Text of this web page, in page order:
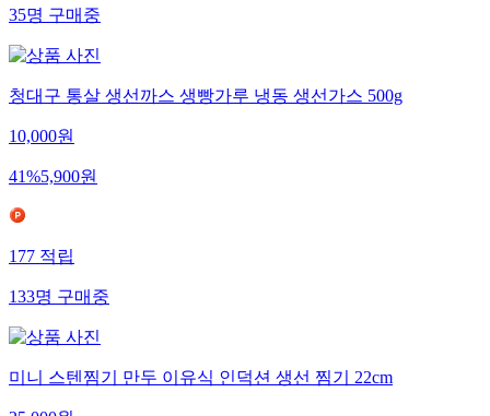
35명구매중
청대구 통살 생선까스 생빵가루 냉동 생선가스 500g
10,000원
41%5,900원
177적립
133명구매중
미니 스텐찜기 만두 이유식 인덕션 생선 찜기 22cm